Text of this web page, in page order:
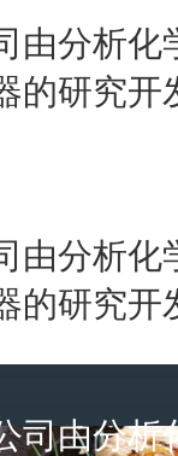
由分析
的研究开
由分析
的研究开
司由分